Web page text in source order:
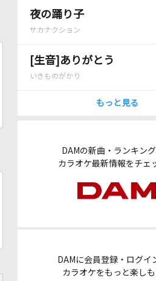
夜の踊り子
サカナクション
[生音]ありがとう
いきものがかり
もっと見る
DAMの新曲・ランキン
カラオケ最新情報をチェ
DAMに会員登録・ログイ
カラオケをもっと楽しも